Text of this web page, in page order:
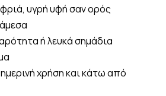
υγρή υφή σαν ορός
ή λευκά σημάδια
χρήση και κάτω από